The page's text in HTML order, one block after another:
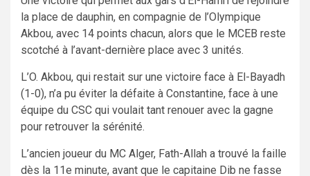
la place de dauphin, en compagnie de l’Olympique
Akbou, avec 14 points chacun, alors que le MCEB reste
scotché à l’avant-dernière place avec 3 unités.
L’O. Akbou, qui restait sur une victoire face à El-Bayadh
(1-0), n’a pu éviter la défaite à Constantine, face à une
équipe du CSC qui voulait tant renouer avec la gagne
pour retrouver la sérénité.
L’ancien joueur du MC Alger, Fath-Allah a trouvé la faille
dès la 11e minute, avant que le capitaine Dib ne fasse